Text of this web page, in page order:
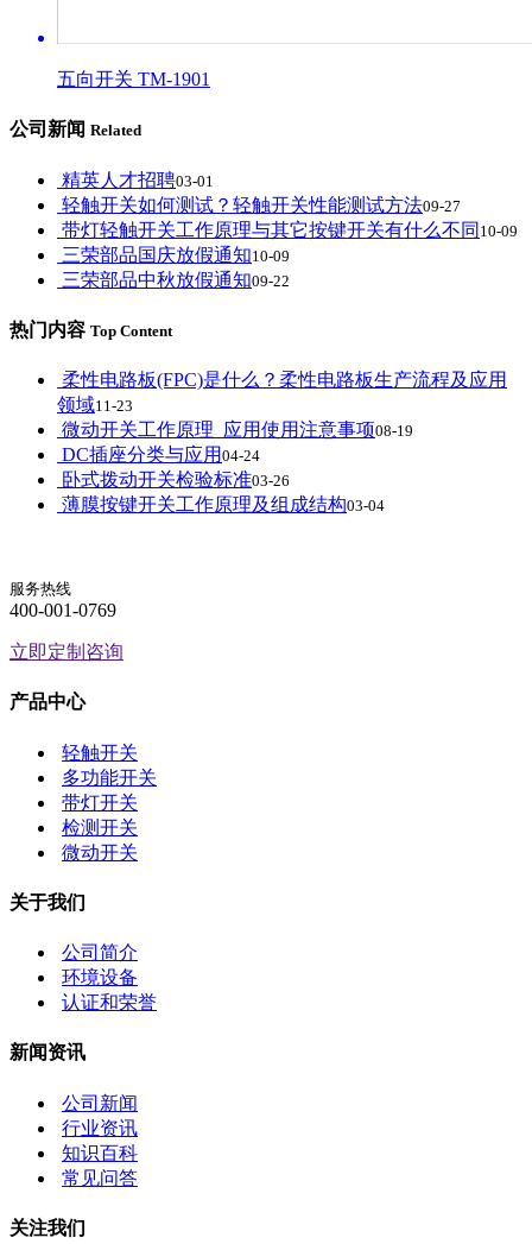
五向开关 TM-1901
公司新闻 Related
精英人才招聘03-01
轻触开关如何测试？轻触开关性能测试方法09-27
带灯轻触开关工作原理与其它按键开关有什么不同 10-09
三荣部品国庆放假通知10-09
三荣部品中秋放假通知09-22
热门内容 Top Content
柔性电路板(FPC)是什么？柔性电路板生产流程及应用
领域11-23
微动开关工作原理_应用使用注意事项08-19
DC插座分类与应用 04-24
卧式拨动开关检验标准03-26
薄膜按键开关工作原理及组成结构03-04
服务热线
400-001-0769
立即定制咨询
产品中心
轻触开关
多功能开关
带灯开关
检测开关
微动开关
关于我们
公司简介
环境设备
认证和荣誉
新闻资讯
公司新闻
行业资讯
知识百科
常见问答
关注我们